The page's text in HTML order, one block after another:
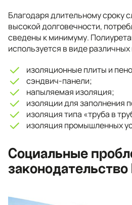
Благодаря длительному сроку
высокой долговечности,
сведены к минимуму.
используется в виде
изоляционные плиты и
сэндвич-панели;
напыляемая изоляция;
изоляции для заполнения
изоляция типа «труба в
изоляция промышленных
Социальные